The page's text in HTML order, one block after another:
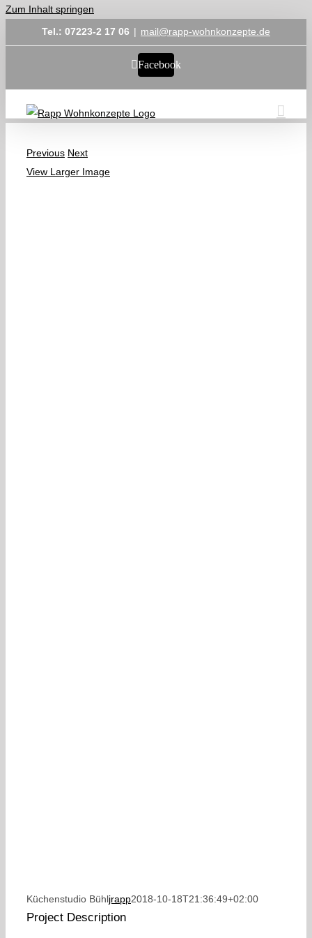
Zum Inhalt springen
Tel.: 07223-2 17 06 | mail@rapp-wohnkonzepte.de
Facebook
Previous Next
View Larger Image
Küchenstudio Bühljrapp2018-10-18T21:36:49+02:00
Project Description